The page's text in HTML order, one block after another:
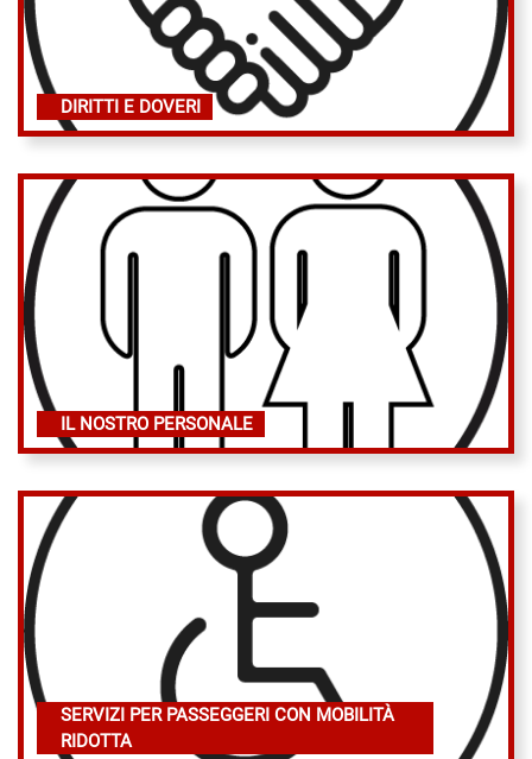
DIRITTI E DOVERI
IL NOSTRO PERSONALE
SERVIZI PER PASSEGGERI CON MOBILITÀ
RIDOTTA